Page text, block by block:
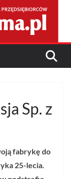
Sp. z
fabrykę do
25-lecia.